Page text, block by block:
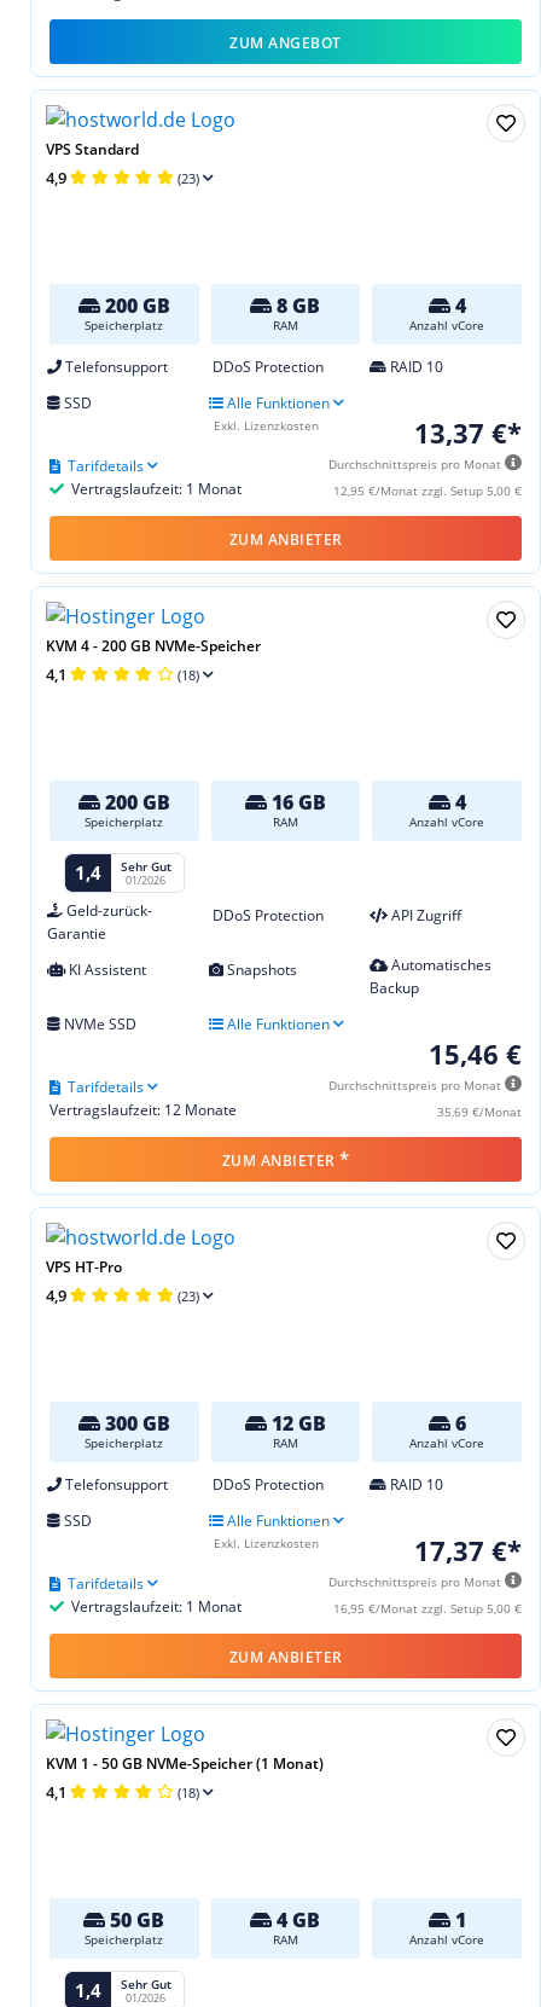
ZUM ANGEBOT
VPS Standard
4,9 (23)
200 GB
Speicherplatz
8 GB
RAM
4
Anzahl vCore
Telefonsupport DDoS Protection
RAID 10
SSD
Alle Funktionen
13,37 €*
Durchschnittspreis pro Monat
12,95 €/Monat zzgl. Setup 5,00 €
Vertragslaufzeit: 1 Monat
Tarifdetails
Exkl. Lizenzkosten
ZUM ANBIETER
KVM 4 - 200 GB NVMe-Speicher
4,1 (18)
200 GB
Speicherplatz
16 GB
RAM
4
Anzahl vCore
1,4 Sehr Gut
01/2026
Geld-zurück-
Garantie
DDoS Protection API Zugriff
KI Assistent Snapshots
Automatisches
Backup
NVMe SSD
Alle Funktionen
15,46 €
Durchschnittspreis pro Monat
35,69 €/Monat
Vertragslaufzeit: 12 Monate
Tarifdetails
ZUM ANBIETER *
VPS HT-Pro
4,9 (23)
300 GB
Speicherplatz
12 GB
RAM
6
Anzahl vCore
Telefonsupport DDoS Protection
RAID 10
SSD
Alle Funktionen
17,37 €*
Durchschnittspreis pro Monat
16,95 €/Monat zzgl. Setup 5,00 €
Vertragslaufzeit: 1 Monat
Tarifdetails
Exkl. Lizenzkosten
ZUM ANBIETER
KVM 1 - 50 GB NVMe-Speicher (1 Monat)
4,1 (18)
50 GB
Speicherplatz
4 GB
RAM
1
Anzahl vCore
1,4 Sehr Gut
01/2026